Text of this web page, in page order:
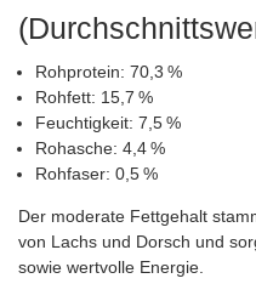
Rohprotein: 70,3 %
Rohfett: 15,7 %
Feuchtigkeit: 7,5 %
Rohasche: 4,4 %
Rohfaser: 0,5 %
Der moderate Fettgehalt
von Lachs und Dorsch und
sowie wertvolle Energie.